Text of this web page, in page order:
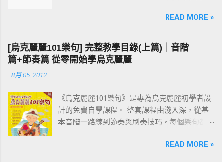
的道理。先把一個個小樂句彈熟，技巧和速度
都到位之後，再去按和弦、彈演奏曲，就會變
成一件輕鬆自然的事。基本功打穩，後面的路
才走得快。
READ MORE »
[烏克麗麗101樂句] 完整教學目錄(上篇)｜音階
篇+節奏篇 從零開始學烏克麗麗
-8月 05, 2012
《烏克麗麗101樂句》是專為烏克麗麗初學者設
計的免費自學課程。 整套課程由淺入深，從基
本音階一路練到節奏與刷奏技巧，每個樂句都
問，歡迎在文章下方留言討論。 建議從第一課
「001 C調基本音階」開始，依序往下練；若你
READ MORE »